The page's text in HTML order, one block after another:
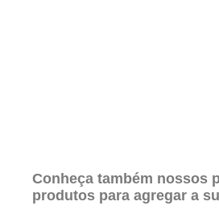
Conheça também nossos
produtos para agregar a